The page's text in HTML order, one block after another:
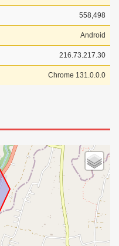
558,498
Android
216.73.217.30
Chrome 131.0.0.0